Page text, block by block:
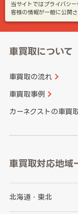
当サイトではプライバシ
客様の情報が一般に公開
車買取について
車買取の流れ
車買取事例
カーネクストの車買
車買取対応地域
北海道・東北